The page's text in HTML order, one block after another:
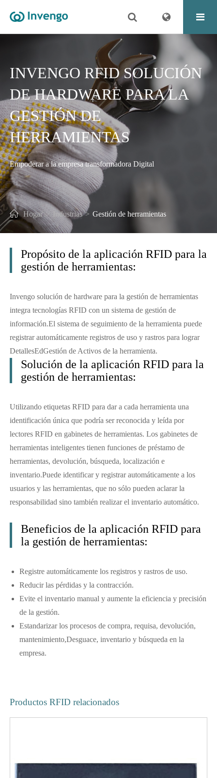
INVENGO RFID SOLUCIÓN
DE HARDWARE PARA LA
GESTIÓN DE
HERRAMIENTAS
Empoderar a la empresa transformadora Digital
Hogar Industrias Gestión de herramientas
Propósito de la aplicación RFID para la
gestión de herramientas:
Invengo solución de hardware para la gestión de herramientas
integra tecnologías RFID con un sistema de gestión de
información.El sistema de seguimiento de la herramienta puede
registrar automáticamente registros de uso y rastros para lograr
DetallesEdGestión de Activos de la herramienta.
Solución de la aplicación RFID para la
gestión de herramientas:
Utilizando etiquetas RFID para dar a cada herramienta una
identificación única que podría ser reconocida y leída por
lectores RFID en gabinetes de herramientas. Los gabinetes de
herramientas inteligentes tienen funciones de préstamo de
herramientas, devolución, búsqueda, localización e
inventario.Puede identificar y registrar automáticamente a los
usuarios y las herramientas, que no sólo pueden aclarar la
responsabilidad sino también realizar el inventario automático.
Beneficios de la aplicación RFID para
la gestión de herramientas:
Registre automáticamente los registros y rastros de uso.
Reducir las pérdidas y la contracción.
Evite el inventario manual y aumente la eficiencia y precisión
de la gestión.
Estandarizar los procesos de compra, requisa, devolución,
mantenimiento,Desguace, inventario y búsqueda en la
empresa.
Productos RFID relacionados